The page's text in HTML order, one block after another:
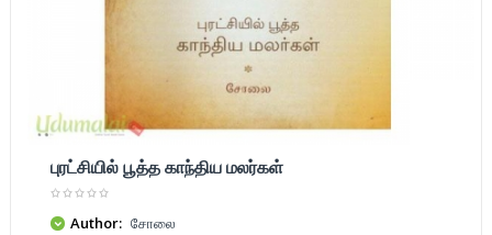
புரட்சியில் பூத்த காந்திய மலர்கள்
Author: சோலை